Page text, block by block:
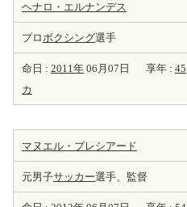
ヘナロ・エルナンデス
プロボクシング選手
命日 : 2011年 06月07日 享年 : 45
カ
マヌエル・プレシアード
元男子サッカー選手、監督